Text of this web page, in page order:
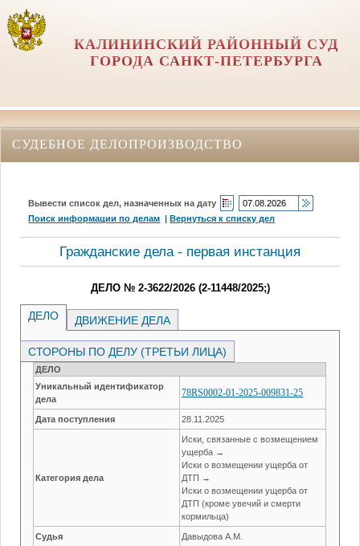
КАЛИНИНСКИЙ РАЙОННЫЙ СУД
ГОРОДА САНКТ-ПЕТЕРБУРГА
СУДЕБНОЕ ДЕЛОПРОИЗВОДСТВО
Вывести список дел, назначенных на дату
Поиск информации по делам |Вернуться к списку дел
Гражданские дела - первая инстанция
ДЕЛО № 2-3622/2026 (2-11448/2025;)
ДЕЛО ДВИЖЕНИЕ ДЕЛА
СТОРОНЫ ПО ДЕЛУ (ТРЕТЬИ ЛИЦА)
ДЕЛО
Уникальный идентификатор
дела
78RS0002-01-2025-009831-25
Дата поступления 28.11.2025
Категория дела
Иски, связанные с возмещением
ущерба →
Иски о возмещении ущерба от
ДТП →
Иски о возмещении ущерба от
ДТП (кроме увечий и смерти
кормильца)
Судья Давыдова А.М.